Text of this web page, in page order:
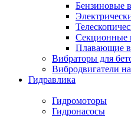
Бензиновые
Секционные
Плавающие
Вибраторы для
Вибродвигатели
Гидравлика
Гидромоторы
Гидронасосы